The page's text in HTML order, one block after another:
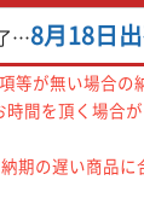
…8月18日
が無い場合の
間を頂く場合が
期の遅い商品